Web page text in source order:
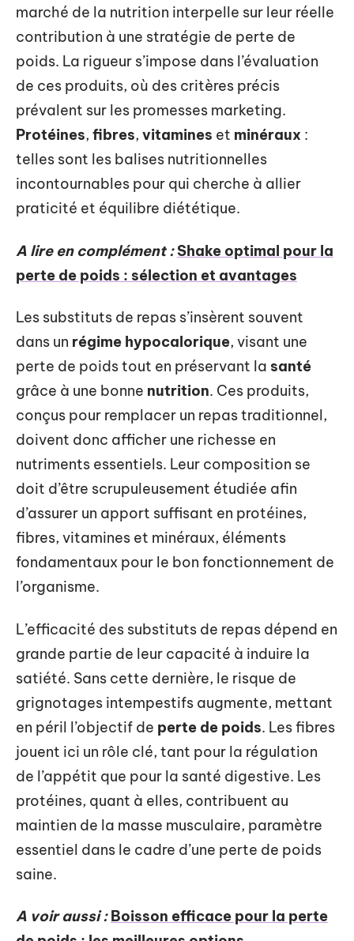
marché de la nutrition interpelle sur leur réelle
contribution à une stratégie de perte de
poids. La rigueur s’impose dans l’évaluation
de ces produits, où des critères précis
prévalent sur les promesses marketing.
Protéines, fibres, vitamines et minéraux :
telles sont les balises nutritionnelles
incontournables pour qui cherche à allier
praticité et équilibre diététique.
A lire en complément : Shake optimal pour la
perte de poids : sélection et avantages
Les substituts de repas s’insèrent souvent
dans un régime hypocalorique, visant une
perte de poids tout en préservant la santé
grâce à une bonne nutrition. Ces produits,
conçus pour remplacer un repas traditionnel,
doivent donc afficher une richesse en
nutriments essentiels. Leur composition se
doit d’être scrupuleusement étudiée afin
d’assurer un apport suffisant en protéines,
fibres, vitamines et minéraux, éléments
fondamentaux pour le bon fonctionnement de
l’organisme.
L’efficacité des substituts de repas dépend en
grande partie de leur capacité à induire la
satiété. Sans cette dernière, le risque de
grignotages intempestifs augmente, mettant
en péril l’objectif de perte de poids. Les fibres
jouent ici un rôle clé, tant pour la régulation
de l’appétit que pour la santé digestive. Les
protéines, quant à elles, contribuent au
maintien de la masse musculaire, paramètre
essentiel dans le cadre d’une perte de poids
saine.
A voir aussi : Boisson efficace pour la perte